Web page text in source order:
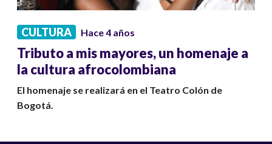
CULTURA Hace 4 años
Tributo a mis mayores, un homenaje a
la cultura afrocolombiana
El homenaje se realizará en el Teatro Colón de
Bogotá.